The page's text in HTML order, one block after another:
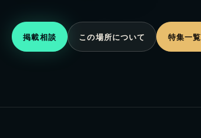
掲載相談 この場所について 特集一